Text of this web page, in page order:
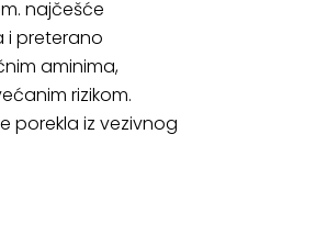
najčešće
i preterano
aminima,
rizikom.
porekla iz vezivnog